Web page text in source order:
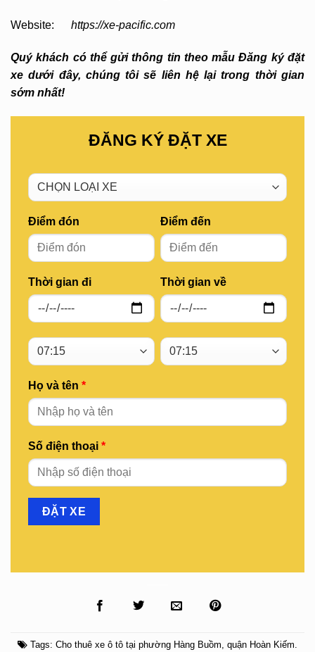
Website: https://xe-pacific.com
Quý khách có thể gửi thông tin theo mẫu Đăng ký đặt
xe dưới đây, chúng tôi sẽ liên hệ lại trong thời gian
sớm nhất!
ĐĂNG KÝ ĐẶT XE
Điểm đón
Thời gian đi
Điểm đến
Thời gian về
Họ và tên *
Số điện thoại *
Tags: Cho thuê xe ô tô tại phường Hàng Buồm quận Hoàn Kiếm